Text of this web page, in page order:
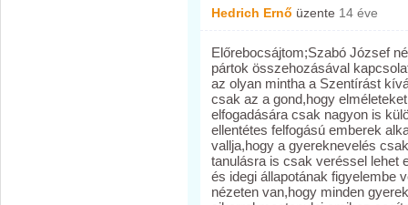
Hedrich Ernő üzente 14 éve
Előrebocsájtom;Szabó József
pártok összehozásával
az olyan mintha a Szentírást
csak az a gond,hogy
elfogadására csak nagyon is
ellentétes felfogású emberek
vallja,hogy a gyereknevelés
tanulásra is csak veréssel lehet
és idegi állapotának figyelembe
nézeten van,hogy minden